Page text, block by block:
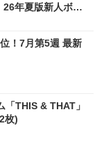
26年夏版新人ボー
人気No.1に
！7月第5週 最新
THIS & THAT」
枚)